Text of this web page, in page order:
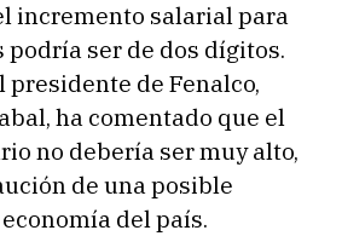
incremento salarial para
ser de dos dígitos.
presidente de Fenalco,
ha comentado que el
no debería ser muy alto,
de una posible
del país.